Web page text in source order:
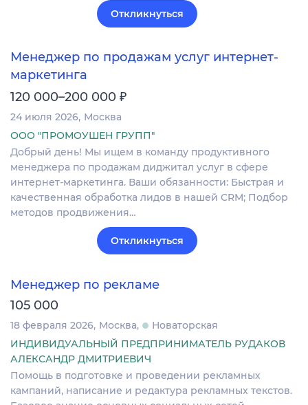
Откликнуться
Менеджер по продажам услуг интернет-
маркетинга
120 000–200 000 ₽
24 июля 2026 Москва
ООО "ПРОМОУШЕН ГРУПП"
Добрый день! Мы ищем в команду продуктивного
менеджера по продажам диджитал услуг в сфере
интернет-маркетинга. Ваши обязанности: Быстрая и
качественная обработка лидов в нашей CRM; Подбор
методов продвижения…
Откликнуться
Менеджер по рекламе
105 000
18 февраля 2026 Москва
Новаторская
ИНДИВИДУАЛЬНЫЙ ПРЕДПРИНИМАТЕЛЬ РУДАКОВ
АЛЕКСАНДР ДМИТРИЕВИЧ
Помощь в подготовке и проведении рекламных
кампаний, написание и редактура рекламных текстов.